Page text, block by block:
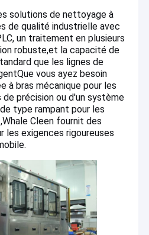
solutions de nettoyage à
de qualité industrielle avec
un traitement en plusieurs
robuste,et la capacité de
que les lignes de
vous ayez besoin
à bras mécanique pour les
précision ou d'un système
type rampant pour les
Cleen fournit des
les exigences rigoureuses